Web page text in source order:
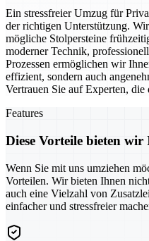
Ein stressfreier Umzug für
der richtigen Unterstützung.
mögliche Stolpersteine
moderner Technik,
Prozessen ermöglichen wir
effizient, sondern auch
Vertrauen Sie auf Experten, die
Features
Diese Vorteile bieten wir
Wenn Sie mit uns umziehen
Vorteilen. Wir bieten Ihnen
auch eine Vielzahl von
einfacher und stressfreier